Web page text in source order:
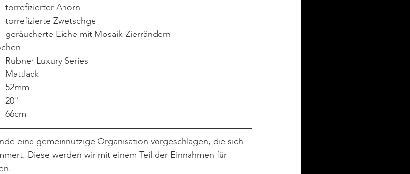
: 					torrefizierter Ahorn
: 			torrefizierte Zwetschge
: 					geräucherte Eiche mit Mosaik-Zierrändern
: 				Rubner Luxury Series
: 	Mattlack
: 				52mm
: 			20"
: 					66cm
eine gemeinnützige Organisation vorgeschlagen, die sich
Diese werden wir mit einem Teil der Einnahmen für